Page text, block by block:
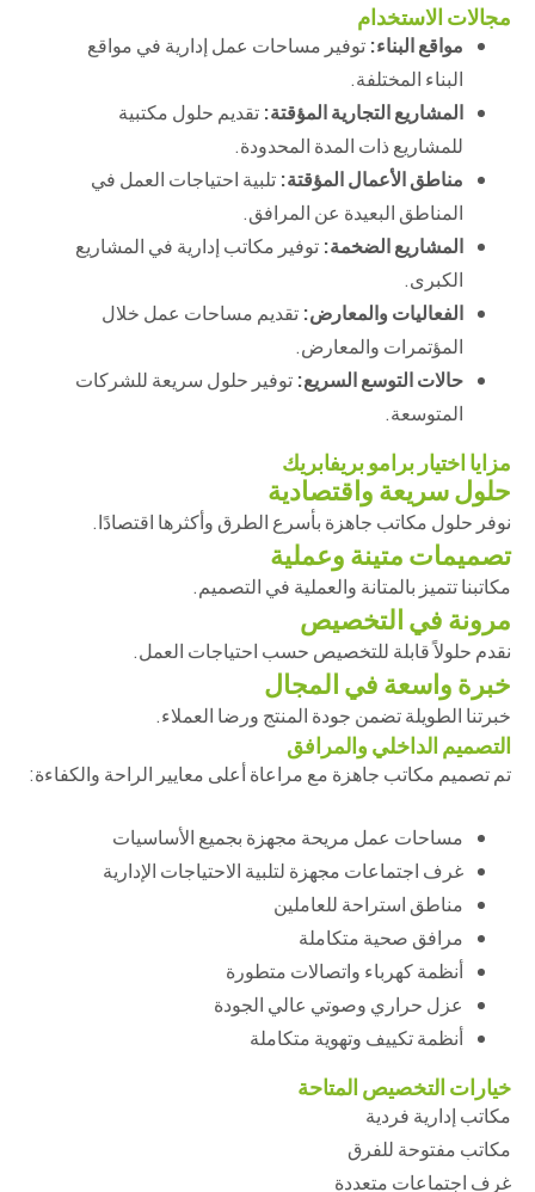
مجالات الاستخدام
مواقع البناء: توفير مساحات عمل إدارية في مواقع
البناء المختلفة.
المشاريع التجارية المؤقتة: تقديم حلول مكتبية
للمشاريع ذات المدة المحدودة.
مناطق الأعمال المؤقتة: تلبية احتياجات العمل في
المناطق البعيدة عن المرافق.
المشاريع الضخمة: توفير مكاتب إدارية في المشاريع
الكبرى.
الفعاليات والمعارض: تقديم مساحات عمل خلال
المؤتمرات والمعارض.
حالات التوسع السريع: توفير حلول سريعة للشركات
المتوسعة.
مزايا اختيار برامو بريفابريك
حلول سريعة واقتصادية
نوفر حلول مكاتب جاهزة بأسرع الطرق وأكثرها اقتصادًا.
تصميمات متينة وعملية
مكاتبنا تتميز بالمتانة والعملية في التصميم.
مرونة في التخصيص
نقدم حلولاً قابلة للتخصيص حسب احتياجات العمل.
خبرة واسعة في المجال
خبرتنا الطويلة تضمن جودة المنتج ورضا العملاء.
التصميم الداخلي والمرافق
تم تصميم مكاتب جاهزة مع مراعاة أعلى معايير الراحة والكفاءة:
مساحات عمل مريحة مجهزة بجميع الأساسيات
غرف اجتماعات مجهزة لتلبية الاحتياجات الإدارية
مناطق استراحة للعاملين
مرافق صحية متكاملة
أنظمة كهرباء واتصالات متطورة
عزل حراري وصوتي عالي الجودة
أنظمة تكييف وتهوية متكاملة
خيارات التخصيص المتاحة
مكاتب إدارية فردية
مكاتب مفتوحة للفرق
غرف اجتماعات متعددة